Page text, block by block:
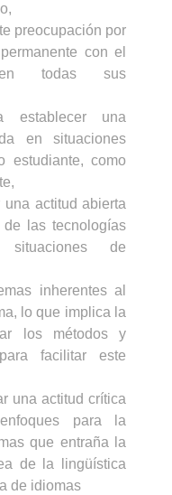
preocupación por
con el
todas sus
establecer una
en situaciones
estudiante, como
una actitud abierta
las tecnologías
de
inherentes al
lo que implica la
los métodos y
facilitar este
una actitud crítica
para la
que entraña la
de la lingüística
de idiomas